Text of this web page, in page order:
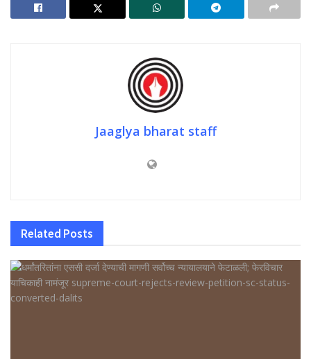
Jaaglya bharat staff
Related Posts